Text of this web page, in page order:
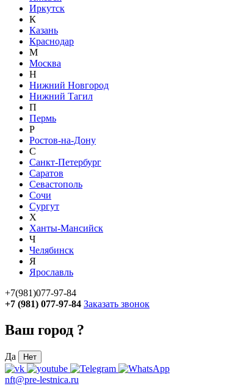
Иркутск
К
Казань
Краснодар
М
Москва
Н
Нижний Новгород
Нижний Тагил
П
Пермь
Р
Ростов-на-Дону
С
Санкт-Петербург
Саратов
Севастополь
Сочи
Сургут
Х
Ханты-Мансийск
Ч
Челябинск
Я
Ярославль
+7(981)077-97-84
+7 (981) 077-97-84 Заказать звонок
Ваш город ?
Да Нет
nft@pre-lestnica.ru